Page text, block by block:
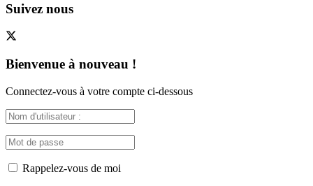
Suivez nous
Bienvenue à nouveau !
Connectez-vous à votre compte ci-dessous
Rappelez-vous de moi